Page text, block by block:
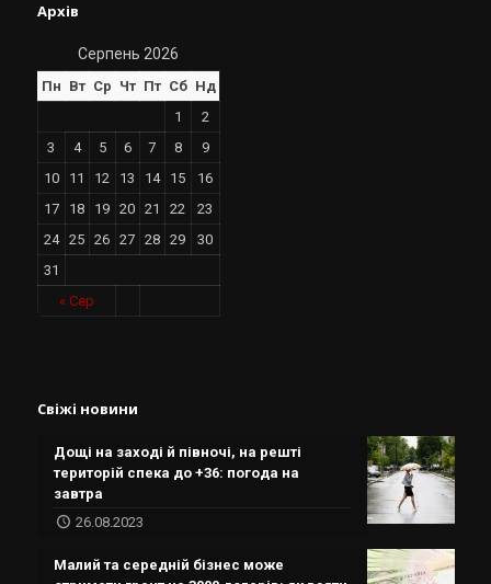
Архів
Серпень 2026
Пн Вт Ср Чт Пт Сб Нд
« Сер
1
2
3
4 5 6 7 8
9
10
11 12 13 14 15
16
17
18 19 20 21 22
23
24
25 26 27 28 29
30
31
Свіжі новини
Дощі на заході й півночі, на решті
територій спека до +36: погода на
завтра
26.08.2023
Малий та середній бізнес може